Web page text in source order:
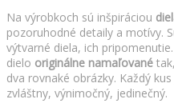
Na výrobkoch sú inšpiráciou
pozoruhodné detaily a motívy.
výtvarné diela, ich
dielo originálne namaľované
dva rovnaké obrázky. Každý
zvláštny, výnimočný, jedinečný.